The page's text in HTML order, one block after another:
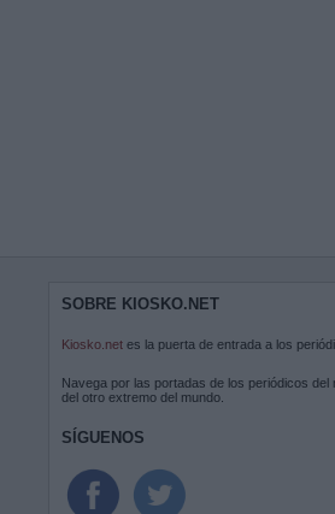
SOBRE KIOSKO.NET
Kiosko.net es la puerta de entrada a los
Navega por las portadas de los periódicos
del otro extremo del mundo.
SÍGUENOS